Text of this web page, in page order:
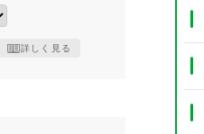
詳しく見る